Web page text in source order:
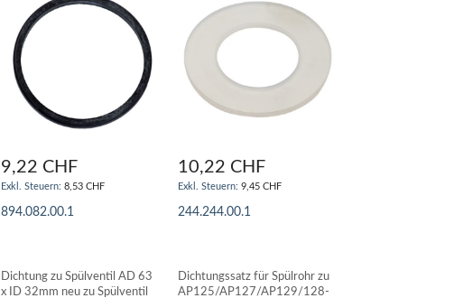
9,22 CHF
8,53 CHF
894.082.00.1
10,22 CHF
9,45 CHF
244.244.00.1
Dichtung zu Spülventil AD 63
x ID 32mm neu zu Spülventil
Dichtungssatz für Spülrohr zu
AP125/AP127/AP129/128-